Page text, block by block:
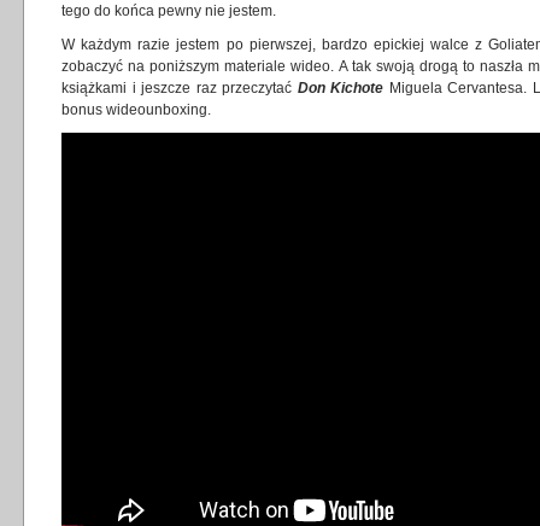
tego do końca pewny nie jestem.
W każdym razie jestem po pierwszej, bardzo epickiej walce z
zobaczyć na poniższym materiale wideo. A tak swoją drogą to naszła
książkami i jeszcze raz przeczytać Don Kichote Miguela Cervantesa.
bonus wideounboxing.